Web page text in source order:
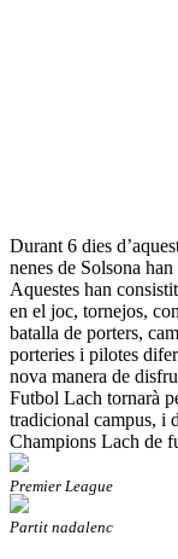
Durant 6 dies
nenes de Solsona
Aquestes han
en el joc, tornejos,
batalla de porters,
porteries i pilotes
nova manera de
Futbol Lach tornarà
tradicional campus, i
Champions Lach de
Premier League
Partit nadalenc